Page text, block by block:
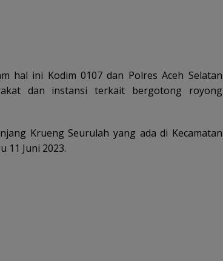
hal ini Kodim 0107 dan Polres Aceh Selatan
dan instansi terkait bergotong royong
Krueng Seurulah yang ada di Kecamatan
11 Juni 2023.